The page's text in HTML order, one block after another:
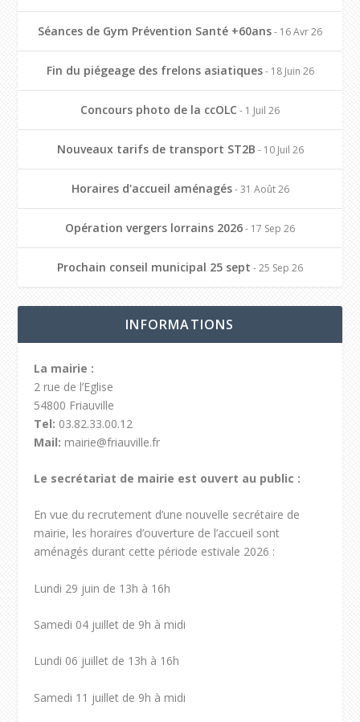
Séances de Gym Prévention Santé +60ans- 16 Avr 26
Fin du piégeage des frelons asiatiques- 18 Juin 26
Concours photo de la ccOLC - 1 Juil 26
Nouveaux tarifs de transport ST2B - 10 Juil 26
Horaires d'accueil aménagés- 31 Août 26
Opération vergers lorrains 2026- 17 Sep 26
Prochain conseil municipal 25 sept - 25 Sep 26
INFORMATIONS
La mairie :
2 rue de l’Eglise
54800 Friauville
Tel: 03.82.33.00.12
Mail: mairie@friauville.fr
Le secrétariat de mairie est ouvert au public :
En vue du recrutement d’une nouvelle secrétaire de
mairie, les horaires d’ouverture de l’accueil sont
aménagés durant cette période estivale 2026 :
Lundi 29 juin de 13h à 16h
Samedi 04 juillet de 9h à midi
Lundi 06 juillet de 13h à 16h
Samedi 11 juillet de 9h à midi